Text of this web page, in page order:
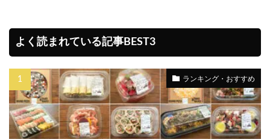
よく読まれている記事BEST3
ランキング・おすすめ